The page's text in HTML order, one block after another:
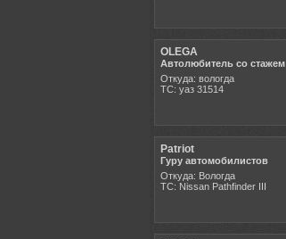
OLEGA
Автолюбитель со стажем
Откуда: вологда
ТС: уаз 31514
Patriot
Гуру автомобилистов
Откуда: Вологда
ТС: Nissan Pathfinder III